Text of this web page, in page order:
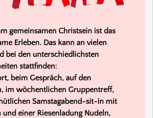
gemeinsamen Christsein ist das
Erleben. Das kann an vielen
bei den unterschiedlichsten
stattfinden:
beim Gespräch, auf den
im wöchentlichen Gruppentreff,
Samstagabend-sit-in mit
und einer Riesenladung Nudeln,